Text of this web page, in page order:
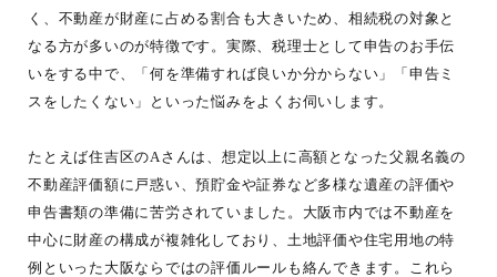
く、不動産が財産に占める割合も大きいため、相続税の対象と
なる方が多いのが特徴です。実際、税理士として申告のお手伝
いをする中で、「何を準備すれば良いか分からない」「申告ミ
スをしたくない」といった悩みをよくお伺いします。
たとえば住吉区のAさんは、想定以上に高額となった父親名義の
不動産評価額に戸惑い、預貯金や証券など多様な遺産の評価や
申告書類の準備に苦労されていました。大阪市内では不動産を
中心に財産の構成が複雑化しており、土地評価や住宅用地の特
例といった大阪ならではの評価ルールも絡んできます。これら